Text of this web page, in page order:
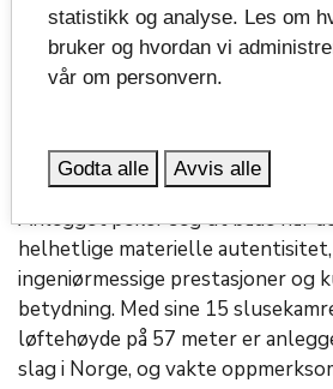
Vrangfoss sluser. Tom Riis,
Norges største
Bandakkanalen ble fredet i 2017
som et infrastrukturanlegg av
Anlegget peker seg ut både når
helhetlige materielle
ingeniørmessige prestasjoner og
betydning. Med sine 15
løftehøyde på 57 meter er
slag i Norge, og vakte
statistikk og analyse. Les om
bruker og hvordan vi
vår om personvern.
Godta alle Avvis alle